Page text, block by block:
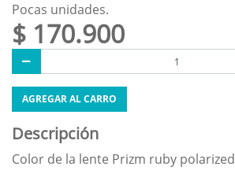
Pocas unidades.
$ 170.900
AGREGAR AL CARRO
Descripción
Color de la lente Prizm ruby polarized